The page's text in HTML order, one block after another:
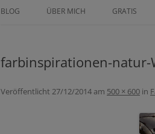
BLOG ÜBER MICH
PRESSE
GRATIS
farbinspirationen-natur-
Veröffentlicht 27/12/2014am 500 × 600 in